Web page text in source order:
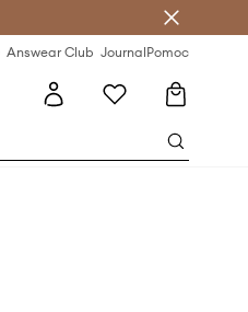
Answear Club JournalPomoc